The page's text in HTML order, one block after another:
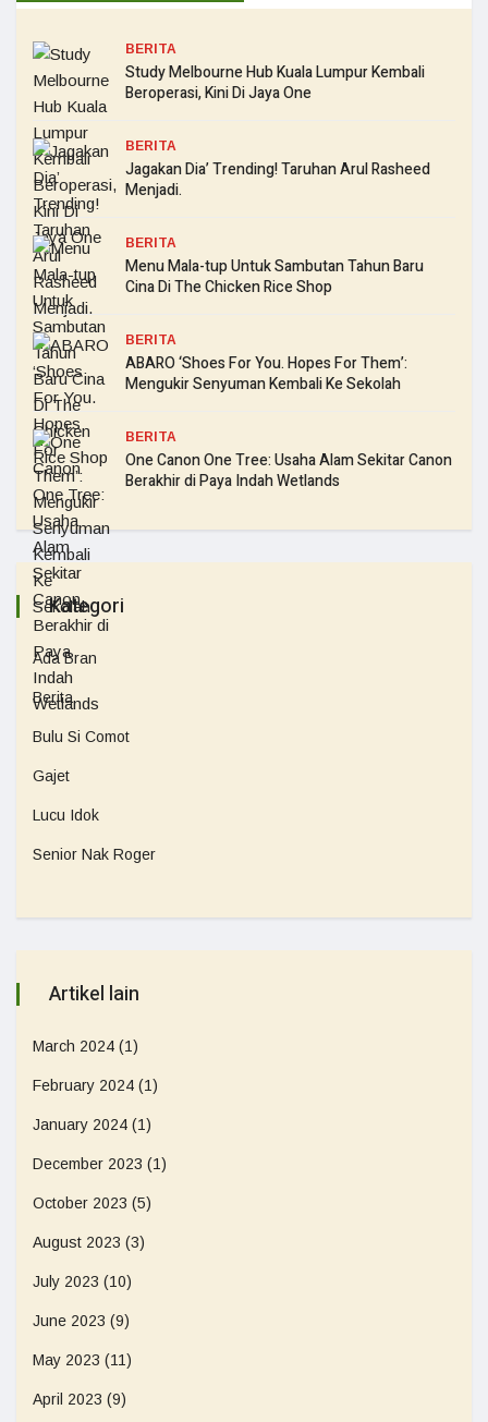
BERITA
Study Melbourne Hub Kuala Lumpur Kembali
Beroperasi, Kini Di Jaya One
BERITA
Jagakan Dia’ Trending! Taruhan Arul Rasheed
Menjadi.
BERITA
Menu Mala-tup Untuk Sambutan Tahun Baru
Cina Di The Chicken Rice Shop
BERITA
ABARO ‘Shoes For You. Hopes For Them’:
Mengukir Senyuman Kembali Ke Sekolah
BERITA
One Canon One Tree: Usaha Alam Sekitar Canon
Berakhir di Paya Indah Wetlands
Kategori
Ada Bran
Berita
Bulu Si Comot
Gajet
Lucu Idok
Senior Nak Roger
Artikel lain
March 2024 (1)
February 2024 (1)
January 2024 (1)
December 2023 (1)
October 2023 (5)
August 2023 (3)
July 2023 (10)
June 2023 (9)
May 2023 (11)
April 2023 (9)